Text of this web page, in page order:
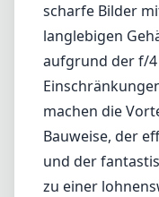
scharfe Bilder
langlebigen
aufgrund der f/
machen die
Bauweise, der
und der
zu einer